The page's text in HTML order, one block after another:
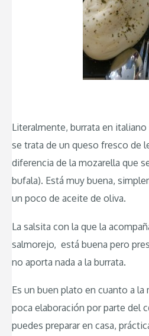
Literalmente, burrata en
se trata de un queso fresco de
diferencia de la mozarella que
bufala). Está muy buena,
un poco de aceite de oliva.
La salsita con la que la
salmorejo, está buena pero
no aporta nada a la burrata.
Es un buen plato en cuanto a la
poca elaboración por parte del
puedes preparar en casa,